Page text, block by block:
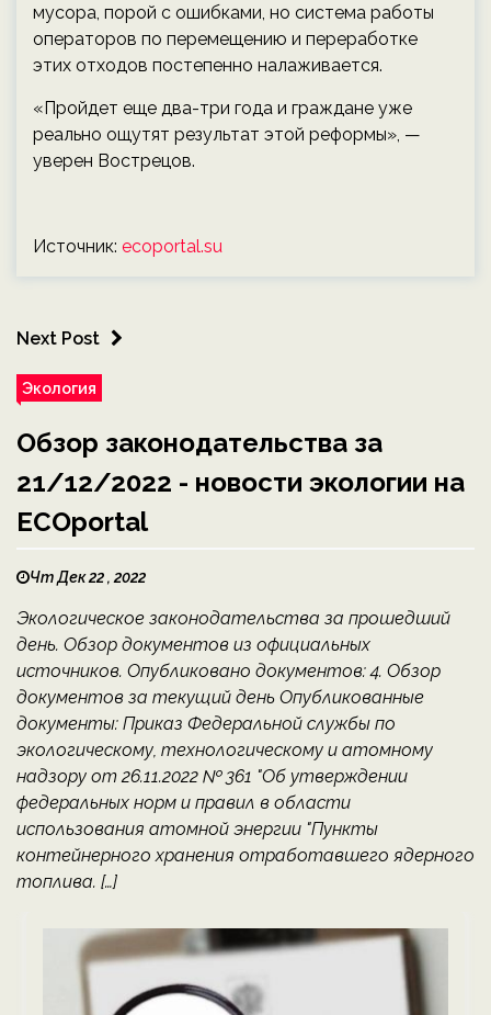
мусора, порой с ошибками, но система работы
операторов по перемещению и переработке
этих отходов постепенно налаживается.
«Пройдет еще два-три года и граждане уже
реально ощутят результат этой реформы», —
уверен Вострецов.
Источник: ecoportal.su
Next Post
Экология
Обзор законодательства за
21/12/2022 - новости экологии на
ECOportal
Чт Дек 22 , 2022
Экологическое законодательства за прошедший
день. Обзор документов из официальных
источников. Опубликовано документов: 4. Обзор
документов за текущий день Опубликованные
документы: Приказ Федеральной службы по
экологическому, технологическому и атомному
надзору от 26.11.2022 № 361 "Об утверждении
федеральных норм и правил в области
использования атомной энергии "Пункты
контейнерного хранения отработавшего ядерного
топлива. […]